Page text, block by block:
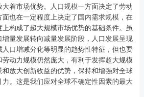
着市场优势。人口规模一方面决定了劳动
也在一定程度上决定了国内需求规模，在
构成了超大规模市场优势的基础条件。虽
量发展转向减量发展阶段，人口发展呈现
口增减分化等明显的趋势性特征，但也要
动力规模仍然庞大，有利于发挥超大规模
放大创新收益的优势，保持和增强对全球
。这是我们应对全球不确定性因素的最大